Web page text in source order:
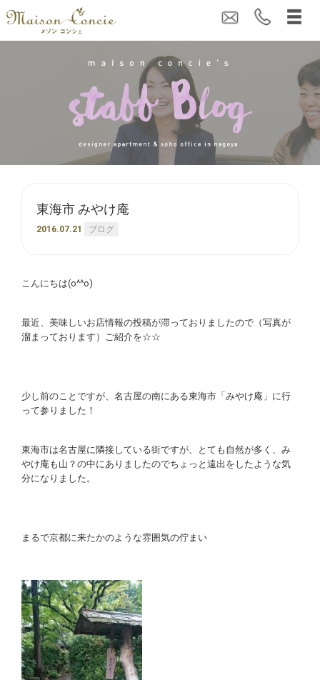
東海市 みやけ庵
2016.07.21 ブログ
こんにちは(o^^o)
最近、美味しいお店情報の投稿が滞っておりましたので（写真が
溜まっております）ご紹介を☆☆
少し前のことですが、名古屋の南にある東海市「みやけ庵」に行
って参りました！
東海市は名古屋に隣接している街ですが、とても自然が多く、み
やけ庵も山？の中にありましたのでちょっと遠出をしたような気
分になりました。
まるで京都に来たかのような雰囲気の佇まい